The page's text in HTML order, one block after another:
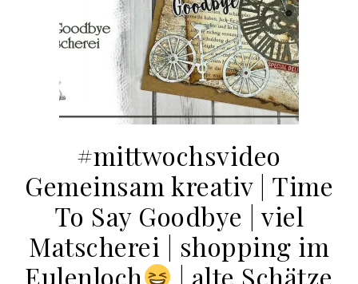
#mittwochsvideo
Gemeinsam kreativ | Time
To Say Goodbye | viel
Matscherei | shopping im
Eulenloch
| alte Schätze